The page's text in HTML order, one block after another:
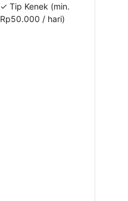
✓ Tip Kenek (min.
Rp50.000 / hari)